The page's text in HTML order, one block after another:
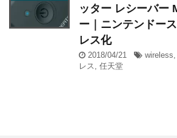
ッター レシーバー
ー｜ニンテンドー
レス化
2018/04/21 wireless
レス
任天堂